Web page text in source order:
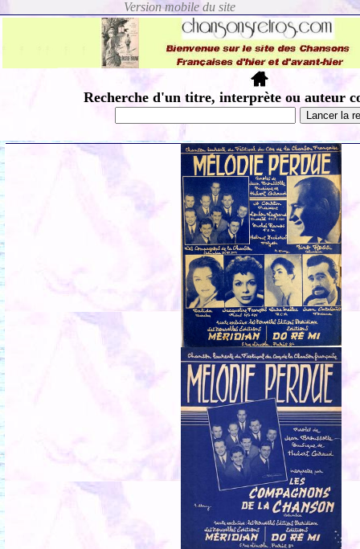
Recherche d'un titre, interprète ou auteur